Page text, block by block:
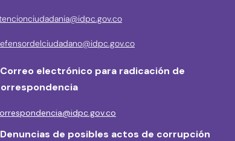
Correo electrónico para radicación de
Denuncias de posibles actos de corrupción